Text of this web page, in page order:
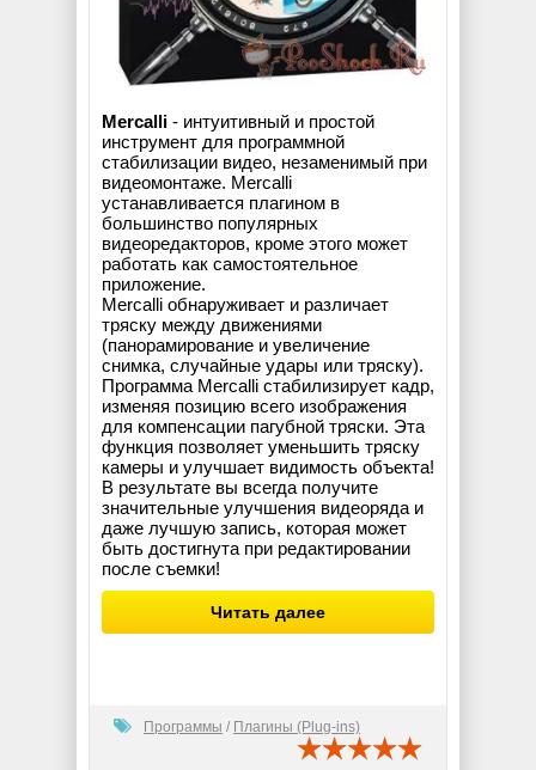
Mercalli - интуитивный и простой
инструмент для программной
стабилизации видео, незаменимый при
видеомонтаже. Mercalli
устанавливается плагином в
большинство популярных
видеоредакторов, кроме этого может
работать как самостоятельное
приложение.
Mercalli обнаруживает и различает
тряску между движениями
(панорамирование и увеличение
снимка, случайные удары или тряску).
Программа Mercalli стабилизирует кадр,
изменяя позицию всего изображения
для компенсации пагубной тряски. Эта
функция позволяет уменьшить тряску
камеры и улучшает видимость объекта!
В результате вы всегда получите
значительные улучшения видеоряда и
даже лучшую запись, которая может
быть достигнута при редактировании
после съемки!
Читать далее
Программы / Плагины (Plug-ins)